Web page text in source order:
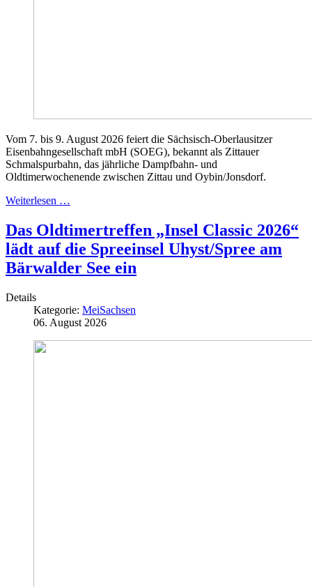
Vom 7. bis 9. August 2026 feiert die Sächsisch-Oberlausitzer
Eisenbahngesellschaft mbH (SOEG), bekannt als Zittauer
Schmalspurbahn, das jährliche Dampfbahn- und
Oldtimerwochenende zwischen Zittau und Oybin/Jonsdorf.
Weiterlesen …
Das Oldtimertreffen „Insel Classic 2026“
lädt auf die Spreeinsel Uhyst/Spree am
Bärwalder See ein
Details
Kategorie: MeiSachsen
06. August 2026